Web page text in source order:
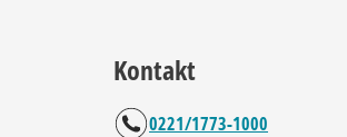
Kontakt
0221/1773-1000